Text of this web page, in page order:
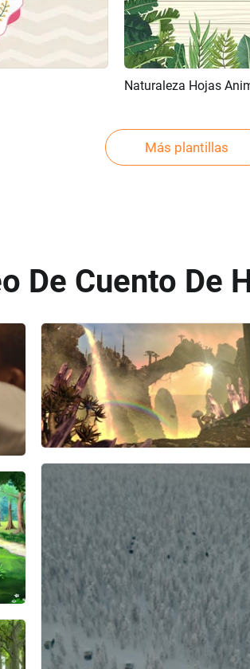
Naturaleza Hojas
Más plantillas
De Cuento De